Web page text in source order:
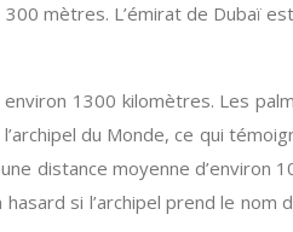
mètres. L’émirat de Dubaï
1300 kilomètres. Les
du Monde, ce qui
distance moyenne d’environ
si l’archipel prend le nom